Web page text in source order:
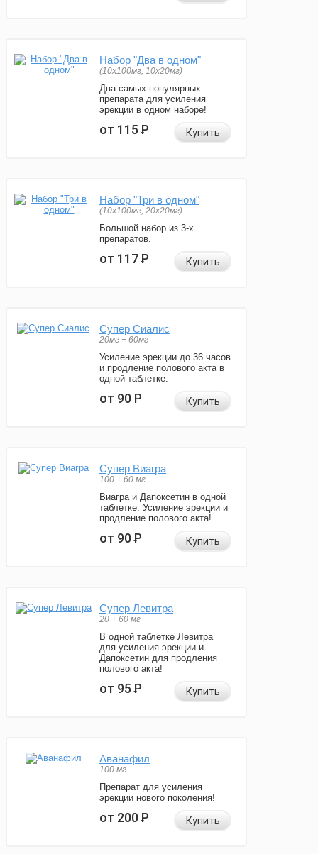
Набор "Два в одном"
(10x100мг, 10x20мг)
Два самых популярных
препарата для усиления
эрекции в одном наборе!
от 115Р Купить
Набор "Три в одном"
(10x100мг, 20x20мг)
Большой набор из 3-х
препаратов.
от 117Р Купить
Супер Сиалис
20мг + 60мг
Усиление эрекции до 36 часов
и продление полового акта в
одной таблетке.
от 90Р Купить
Супер Виагра
100 + 60 мг
Виагра и Дапоксетин в одной
таблетке. Усиление эрекции и
продление полового акта!
от 90Р Купить
Супер Левитра
20 + 60 мг
В одной таблетке Левитра
для усиления эрекции и
Дапоксетин для продления
полового акта!
от 95Р Купить
Аванафил
100 мг
Препарат для усиления
эрекции нового поколения!
от 200Р Купить